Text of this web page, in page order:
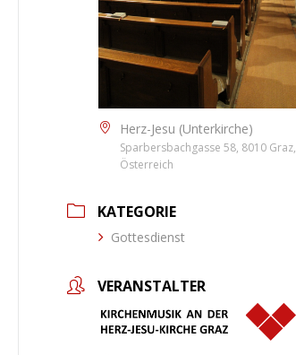
Herz-Jesu (Unterkirche)
Sparbersbachgasse 58, 8010 Graz,
Österreich
KATEGORIE
Gottesdienst
VERANSTALTER